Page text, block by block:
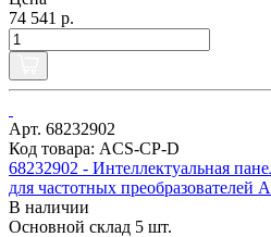
74 541 р.
Арт. 68232902
Код товара: ACS-CP-D
68232902 - Интеллектуальная
для частотных преобразователей
В наличии
Основной склад 5 шт.